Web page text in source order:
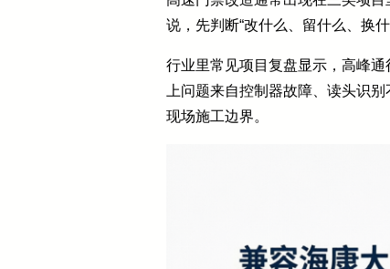
说，先判断“改什么、留什么、换
行业里常见项目复盘显示，高峰
上问题来自控制器故障、读头识
现场施工边界。